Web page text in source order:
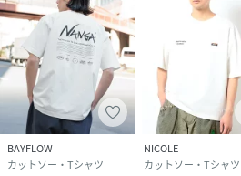
主にシュラフ（寝袋）やジャケット
を国内生産しています。
※ご家庭でのお洗濯可能な商品です
商品に付いている品質表示、アテ
い。
BAYFLOW
カットソー・Tシャツ
NICOLE
カットソー・Tシャツ